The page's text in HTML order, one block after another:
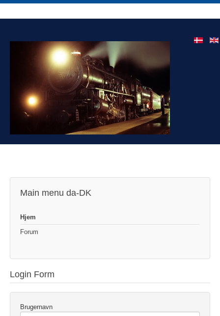
Main menu da-DK
Hjem
Forum
Login Form
Brugernavn